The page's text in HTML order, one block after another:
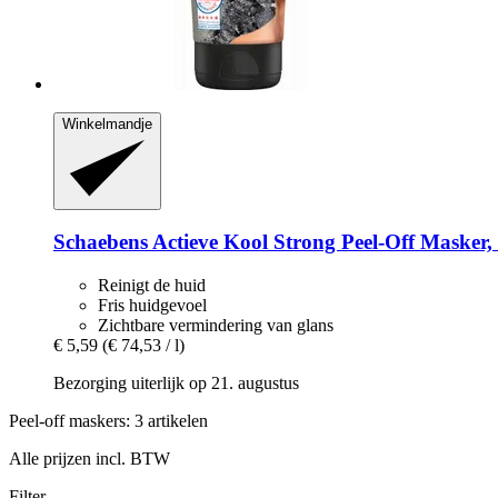
Winkelmandje
SchaebensActieve Kool Strong Peel-​Off
Reinigt de huid
Fris huidgevoel
Zichtbare vermindering van glans
€ 5,59 (€ 74,53 / l)
Bezorging uiterlijk op 21. augustus
Peel-off maskers: 3 artikelen
Alle prijzen incl. BTW